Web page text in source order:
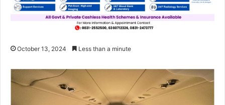
October 13, 2024 Less than a minute